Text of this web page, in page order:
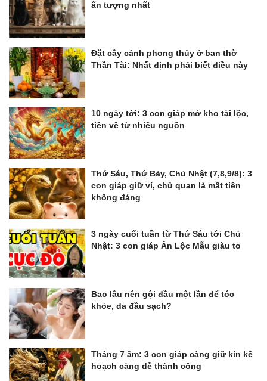
ấn tượng nhất
Đặt cây cảnh phong thủy ở ban thờ
Thần Tài: Nhất định phải biết điều này
10 ngày tới: 3 con giáp mở kho tài lộc,
tiền về từ nhiều nguồn
Thứ Sáu, Thứ Bảy, Chủ Nhật (7,8,9/8): 3
con giáp giữ ví, chủ quan là mất tiền
không đáng
3 ngày cuối tuần từ Thứ Sáu tới Chủ
Nhật: 3 con giáp Ăn Lộc Mẫu giàu to
Bao lâu nên gội đầu một lần để tóc
khỏe, da đầu sạch?
Tháng 7 âm: 3 con giáp càng giữ kín kế
hoạch càng dễ thành công